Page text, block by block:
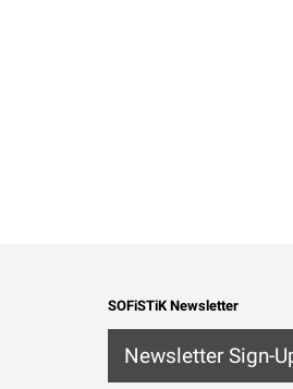
SOFiSTiK Newsletter
Newsletter Sign-